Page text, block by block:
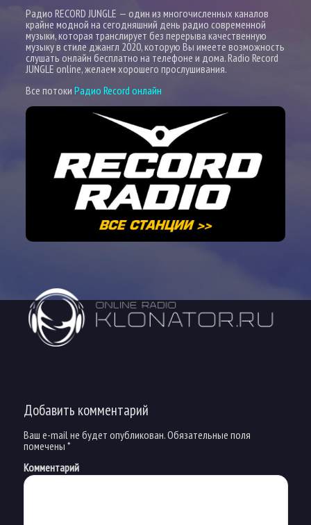
Радио RECORD JUNGLE — один из многочисленных каналов
крайне модной на сегодняшний день радио современной
музыки, которая транслирует без перерыва качественную
музыку в стиле джангл 2020, которую Вы имеете возможность
слушать онлайн бесплатно на телефоне и дома. Radio Record
JUNGLE online, желаем хорошего прослушивания.
Все потокиРадио Record онлайн
Добавить комментарий
Ваш e-mail не будет опубликован.Обязательные поля
помечены *
Комментарий